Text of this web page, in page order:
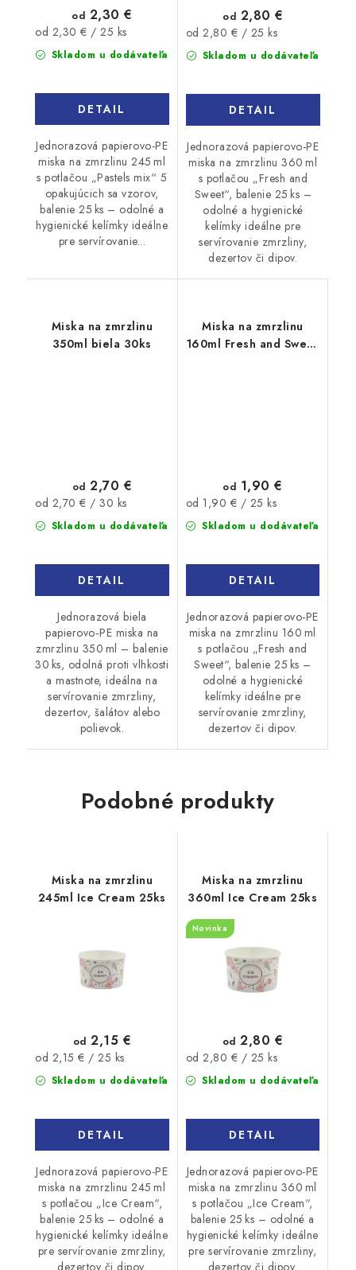
Skladom u dodávateľa
od 2,30 €
Jednotková
cena:
od 2,30 € / 25 ks
DETAIL
Jednorazová papierovo-PE
miska na zmrzlinu 245 ml
s potlačou „Pastels mix“ 5
opakujúcich sa vzorov,
balenie 25 ks – odolné a
hygienické kelímky ideálne
pre servírovanie...
Skladom u dodávateľa
od 2,80 €
Jednotková
cena:
od 2,80 € / 25 ks
DETAIL
Jednorazová papierovo-PE
miska na zmrzlinu 360 ml
s potlačou „Fresh and
Sweet“, balenie 25 ks –
odolné a hygienické
kelímky ideálne pre
servírovanie zmrzliny,
dezertov či dipov.
Miska na zmrzlinu
350ml biela 30ks
Skladom u dodávateľa
od 2,70 €
Jednotková
cena:
od 2,70 € / 30 ks
DETAIL
Jednorazová biela
papierovo‑PE miska na
zmrzlinu 350 ml – balenie
30 ks, odolná proti vlhkosti
a mastnote, ideálna na
servírovanie zmrzliny,
dezertov, šalátov alebo
polievok.
Miska na zmrzlinu
160ml Fresh and Sweet
Skladom u dodávateľa
od 1,90 €
Jednotková
cena:
od 1,90 € / 25 ks
DETAIL
Jednorazová papierovo-PE
miska na zmrzlinu 160 ml
s potlačou „Fresh and
Sweet“, balenie 25 ks –
odolné a hygienické
kelímky ideálne pre
servírovanie zmrzliny,
dezertov či dipov.
Podobné produkty
Miska na zmrzlinu
245ml Ice Cream 25ks
Skladom u dodávateľa
od 2,15 €
Jednotková
cena:
od 2,15 € / 25 ks
DETAIL
Jednorazová papierovo-PE
miska na zmrzlinu 245 ml
s potlačou „Ice Cream“,
balenie 25 ks – odolné a
hygienické kelímky ideálne
pre servírovanie zmrzliny,
dezertov či dipov.
Miska na zmrzlinu
360ml Ice Cream 25ks
Novinka
Skladom u dodávateľa
od 2,80 €
Jednotková
cena:
od 2,80 € / 25 ks
DETAIL
Jednorazová papierovo-PE
miska na zmrzlinu 360 ml
s potlačou „Ice Cream“,
balenie 25 ks – odolné a
hygienické kelímky ideálne
pre servírovanie zmrzliny,
dezertov či dipov.